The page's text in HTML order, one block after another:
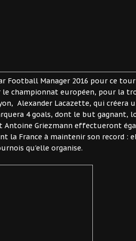
Football Manager 2016 pour ce
le championnat européen, pour la
Alexander Lacazette, qui créera
4 goals, dont le but gagnant,
Antoine Griezmann effectueront
la France à maintenir son record :
qu'elle organise.